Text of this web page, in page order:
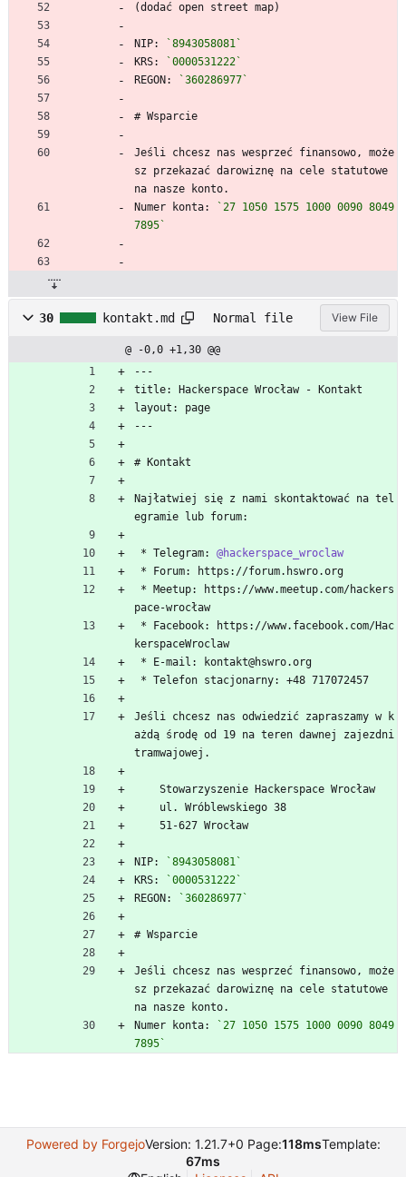
(dodać open street map)
NIP:
`8943058081`
KRS:
`0000531222`
REGON:
`360286977`
# Wsparcie
Jeśli chcesz nas wesprzeć finansowo, może
sz przekazać darowiznę na cele statutowe
na nasze konto.
Numer konta:
`27 1050 1575 1000 0090 8049
7895`
30 kontakt.md Normal file View File
@ -0,0 +1,30 @@
---
title: Hackerspace Wrocław - Kontakt
layout: page
---
# Kontakt
Najłatwiej się z nami skontaktować na tel
egramie lub forum:
* Telegram: @hackerspace_wroclaw
* Forum: https://forum.hswro.org
pace-wrocław
kerspaceWroclaw
* E-mail: kontakt@hswro.org
* Telefon stacjonarny: +48 717072457
Jeśli chcesz nas odwiedzić zapraszamy w k
ażdą środę od 19 na teren dawnej zajezdni
tramwajowej.
    Stowarzyszenie Hackerspace Wrocław
    ul. Wróblewskiego 38
    51-627 Wrocław
NIP:
`8943058081`
KRS:
`0000531222`
REGON:
`360286977`
# Wsparcie
Jeśli chcesz nas wesprzeć finansowo, może
sz przekazać darowiznę na cele statutowe
na nasze konto.
Numer konta:
`27 1050 1575 1000 0090 8049
7895`
Powered by ForgejoVersion: 1.21.7+0 Page:118msTemplate:
67ms